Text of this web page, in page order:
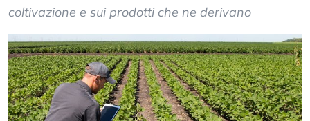
coltivazione e sui prodotti che ne derivano